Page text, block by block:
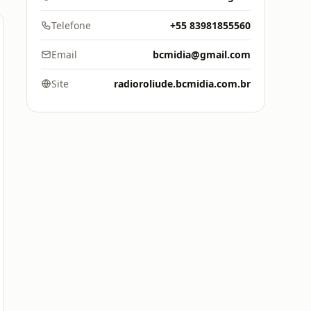
Telefone +55 83981855560
Email bcmidia@gmail.com
Site radioroliude.bcmidia.com.br